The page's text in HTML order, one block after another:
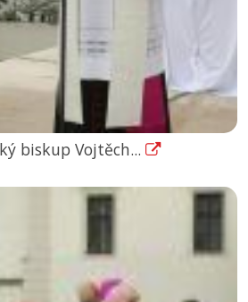
biskup Vojtěch...